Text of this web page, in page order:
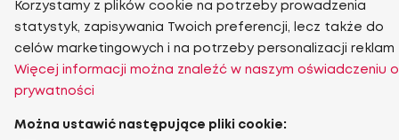
Korzystamy z plików cookie na potrzeby prowadzenia
statystyk, zapisywania Twoich preferencji, lecz także do
celów marketingowych i na potrzeby personalizacji reklam
Więcej informacji można znaleźć w naszym oświadczeniu o
prywatności
Można ustawić następujące pliki cookie: